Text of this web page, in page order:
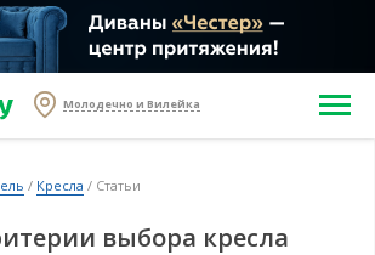
Молодечно и Вилейка
/ Кресла / Статьи
выбора кресла